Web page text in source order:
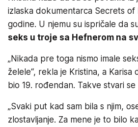
izlaska dokumentarca Secrets
godine. U njemu su ispričale da
seks u troje sa Hefnerom na
„Nikada pre toga nismo imale
želele“, rekla je Kristina, a Karisa
bio 19. rođendan. Takve stvari se
„Svaki put kad sam bila s njim,
zlostavljanje. Za mene je to bilo